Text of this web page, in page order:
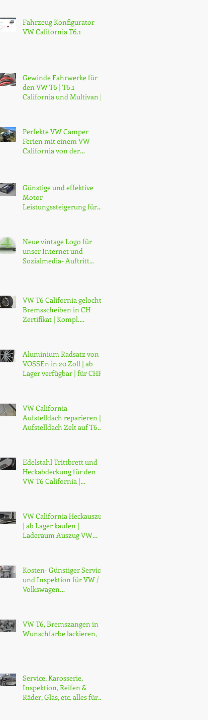
Fahrzeug Konfigurator
VW California T6.1
Gewinde Fahrwerke für
den VW T6 | T6.1
California und Multivan |
Perfekte VW Camper
Ferien mit einem VW
California von der
Günstige und effektive
Motor
Leistungssteigerung für
Neue vintage Logo für
unser Internet und
Sozialmedia- Auftritt...
VW T6 California gelochte
Bremsscheiben in CH
Zertifikat | Kompl.
Aluminium Radsatz von
VOSSEn in 20 Zoll | ab
Lager verfügbar | für CHF
VW California
Aufstelldach reparieren |
Aufstelldach Zelt auf T6
Edelstahl Trittbrett und
Heckabdeckung für den
VW T6 California |
VW California Heckauszug
| ab Lager kaufen |
Laderaum Auszug VW
Kosten- Günstiger Service
und Inspektion für VW /
Volkswagen
VW T6, Bremszangen in
Wunschfarbe lackieren,
Service, Karosserie,
Inspektion, Reifen &
Räder, Glas, etc. alles für